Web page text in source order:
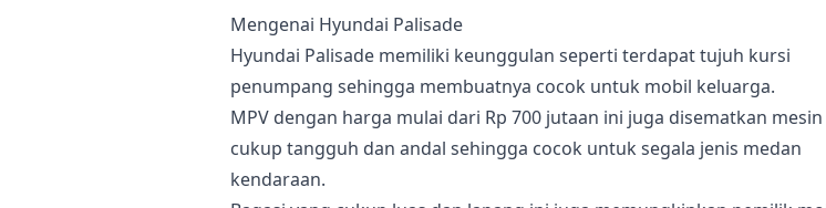
Mengenai Hyundai Palisade
Hyundai Palisade memiliki keunggulan seperti terdapat tujuh kursi
penumpang sehingga membuatnya cocok untuk mobil keluarga.
MPV dengan harga mulai dari Rp 700 jutaan ini juga disematkan
cukup tangguh dan andal sehingga cocok untuk segala jenis medan
kendaraan.